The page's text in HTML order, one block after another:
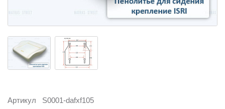
Артикул S0001-dafxf105